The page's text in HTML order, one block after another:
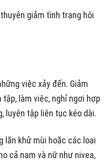
giảm tình trạng hôi
việc xảy đến. Giảm
làm việc, nghỉ ngơi hợp
luyện tập liên tục kéo dài.
lăn khử mùi hoặc các loại
cả nam và nữ như nivea,